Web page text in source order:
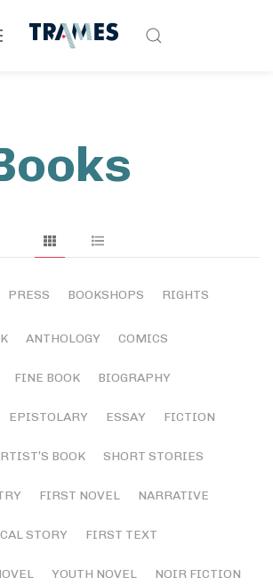
PRESS BOOKSHOPS RIGHTS
ANTHOLOGY COMICS
FINE BOOK BIOGRAPHY
EPISTOLARY ESSAY FICTION
BOOK SHORT STORIES
FIRST NOVEL NARRATIVE
STORY FIRST TEXT
YOUTH NOVEL NOIR FICTION